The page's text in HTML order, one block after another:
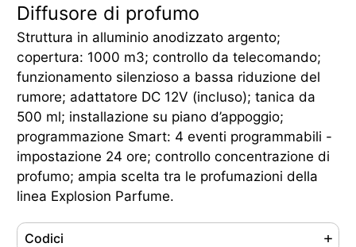
Diffusore di profumo
Struttura in alluminio anodizzato argento;
copertura: 1000 m3; controllo da telecomando;
funzionamento silenzioso a bassa riduzione del
rumore; adattatore DC 12V (incluso); tanica da
500 ml; installazione su piano d’appoggio;
programmazione Smart: 4 eventi programmabili -
impostazione 24 ore; controllo concentrazione di
profumo; ampia scelta tra le profumazioni della
linea Explosion Parfume.
Codici